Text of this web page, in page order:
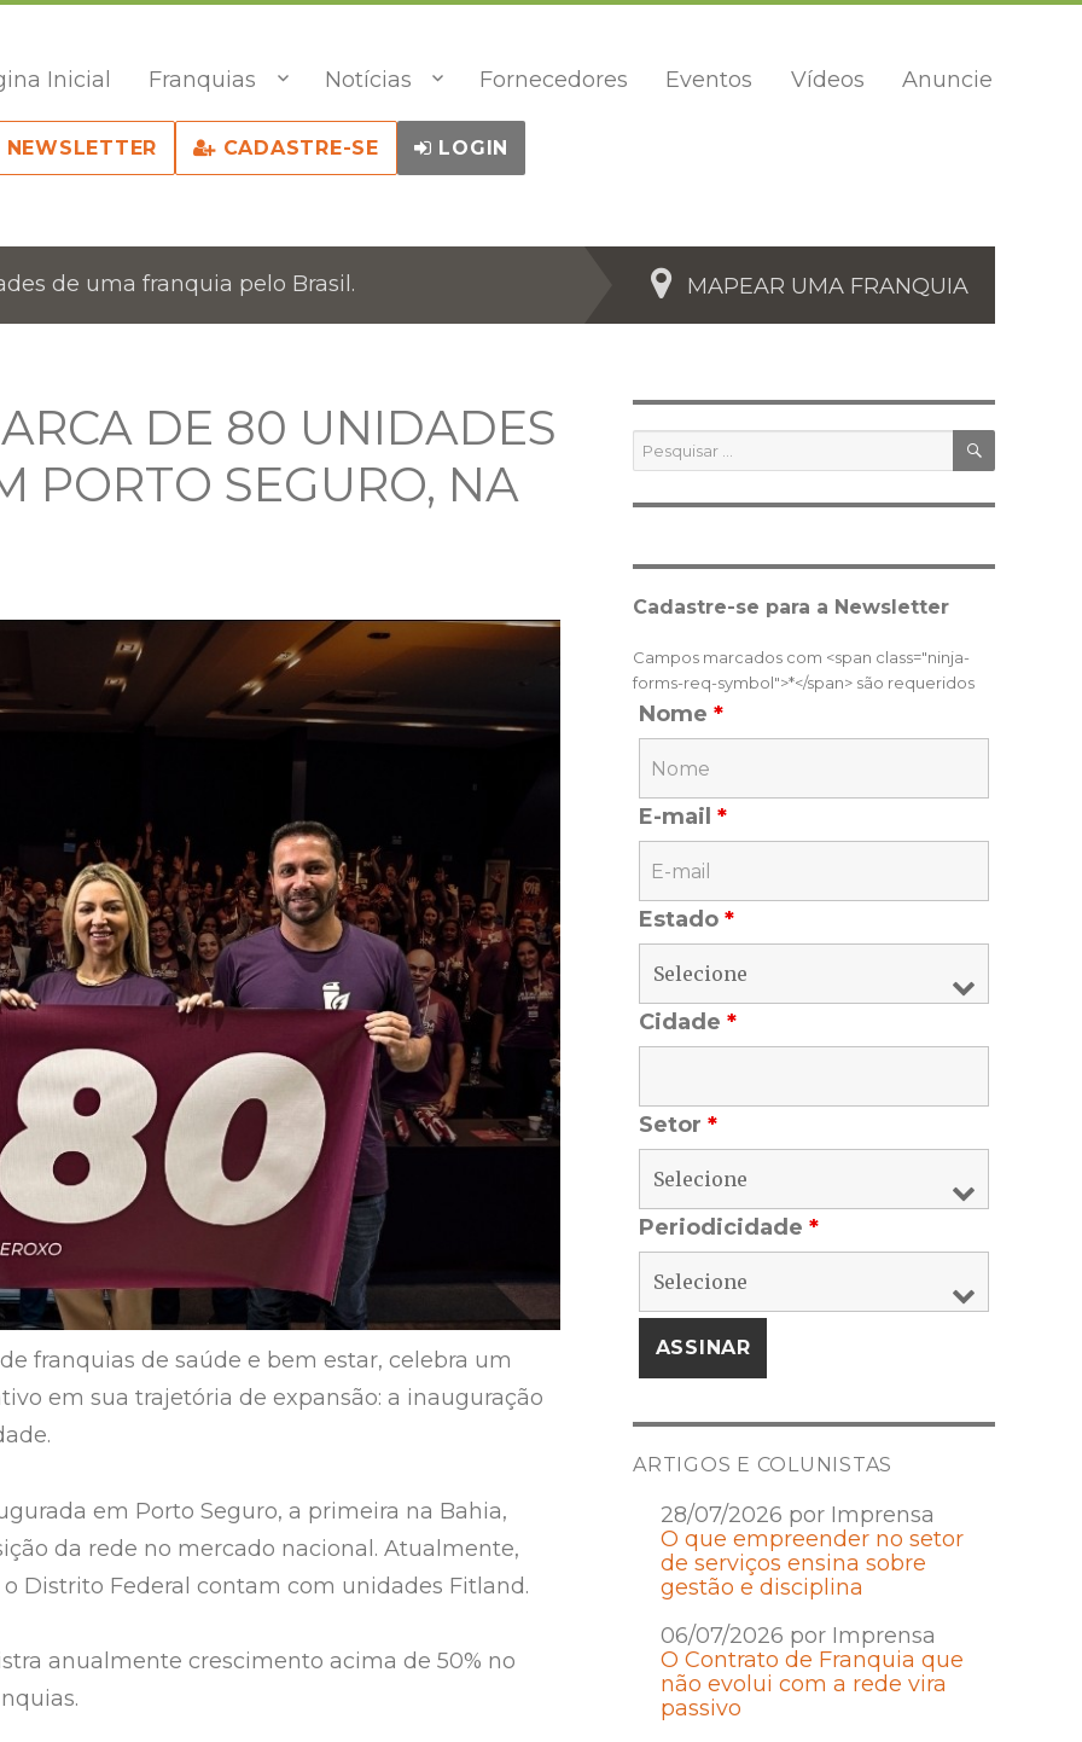
Inicial Franquias Notícias Fornecedores Eventos Vídeos Anuncie
NEWSLETTER CADASTRE-SE LOGIN
de uma franquia pelo Brasil. MAPEAR UMA FRANQUIA
DE 80 UNIDADES
PORTO SEGURO, NA
franquias de saúde e bem estar, celebra um
em sua trajetória de expansão: a inauguração
em Porto Seguro, a primeira na Bahia,
da rede no mercado nacional. Atualmente,
o Distrito Federal contam com unidades Fitland.
anualmente crescimento acima de 50% no
Pesquisar
por:
Cadastre-se para a Newsletter
Campos marcados com <span class="ninja-
forms-req-symbol">*</span> são requeridos
Nome *
E-mail *
Estado *
Cidade *
Setor *
Periodicidade *
ARTIGOS E COLUNISTAS
28/07/2026 por Imprensa
O que empreender no setor
de serviços ensina sobre
gestão e disciplina
06/07/2026 por Imprensa
O Contrato de Franquia que
não evolui com a rede vira
passivo